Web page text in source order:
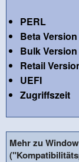
PERL
Beta Version
Bulk Version
Retail
UEFI
Zugriffszeit
Mehr zu